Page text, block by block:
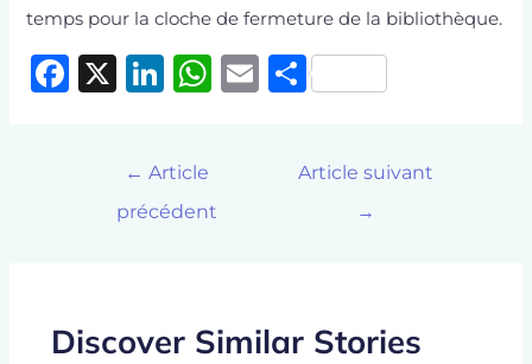
temps pour la cloche de fermeture de la bibliothèque.
F
k
X
Li
e
dI
W
A
E P
g
← Article
précédent
Article suivant
→
Discover Similar Stories